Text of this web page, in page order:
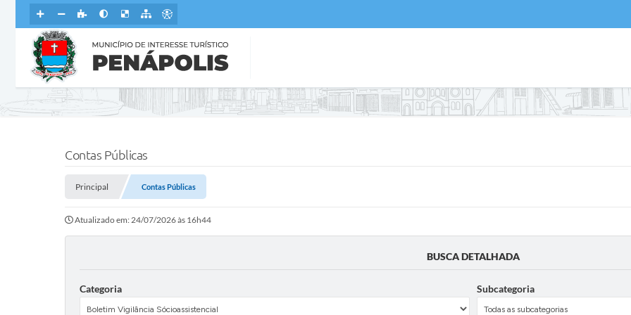
Contas Públicas
Principal Contas Públicas
Atualizado em: 24/07/2026 às 16h44
BUSCA DETALHADA
Categoria Subcategoria